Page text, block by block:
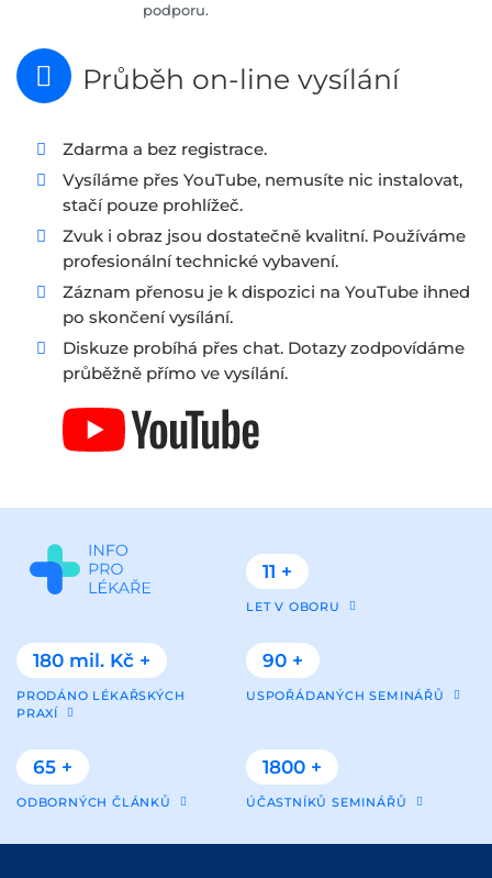
podporu.
Průběh on-line vysílání
Zdarma a bez registrace.
Vysíláme přes YouTube, nemusíte nic instalovat,
stačí pouze prohlížeč.
Zvuk i obraz jsou dostatečně kvalitní. Používáme
profesionální technické vybavení.
Záznam přenosu je k dispozici na YouTube ihned
po skončení vysílání.
Diskuze probíhá přes chat. Dotazy zodpovídáme
průběžně přímo ve vysílání.
11 +
LET V OBORU
180 mil. Kč +
PRODÁNO LÉKAŘSKÝCH
PRAXÍ
90 +
USPOŘÁDANÝCH SEMINÁŘŮ
65 +
ODBORNÝCH ČLÁNKŮ
1800 +
ÚČASTNÍKŮ SEMINÁŘŮ